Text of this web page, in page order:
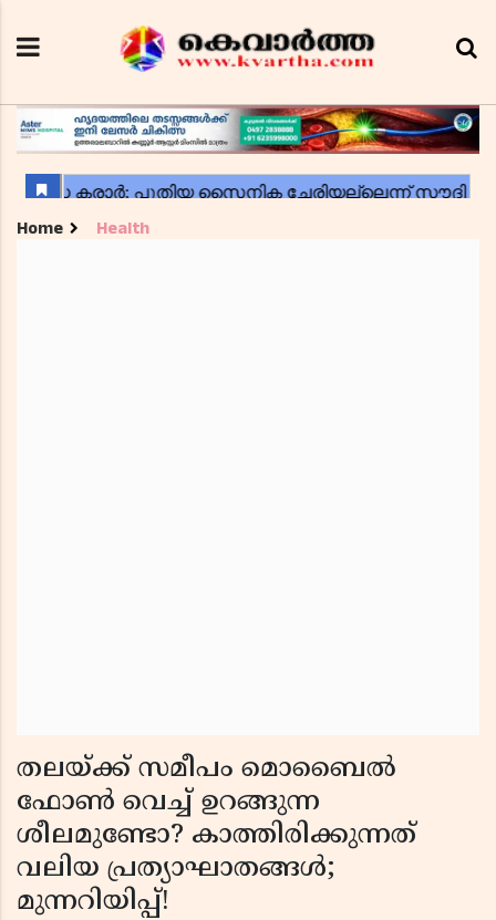
Home Health
തലയ്ക്ക് സമീപം മൊബൈൽ
ഫോൺ വെച്ച് ഉറങ്ങുന്ന
ശീലമുണ്ടോ? കാത്തിരിക്കുന്നത്
വലിയ പ്രത്യാഘാതങ്ങൾ;
മുന്നറിയിപ്പ്!